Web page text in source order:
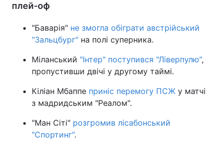
плей-оф
"Баварія" не змогла обіграти австрійський
"Зальцбург" на полі суперника.
Міланський "Інтер" поступився "Ліверпулю",
пропустивши двічі у другому таймі.
Кіліан Мбаппе приніс перемогу ПСЖ у матчі
з мадридським "Реалом".
"Ман Сіті" розгромив лісабонський
"Спортинг".